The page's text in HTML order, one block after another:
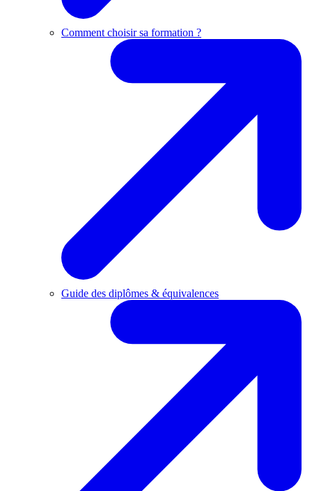
Comment choisir sa formation ?
Guide des diplômes & équivalences